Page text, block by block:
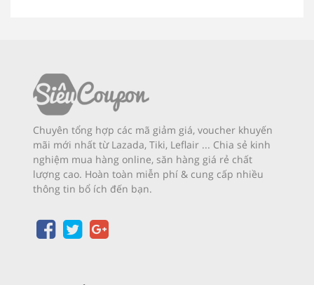
Chuyên tổng hợp các mã giảm giá, voucher khuyến
mãi mới nhất từ Lazada, Tiki, Leflair ... Chia sẻ kinh
nghiệm mua hàng online, săn hàng giá rẻ chất
lượng cao. Hoàn toàn miễn phí & cung cấp nhiều
thông tin bổ ích đến bạn.